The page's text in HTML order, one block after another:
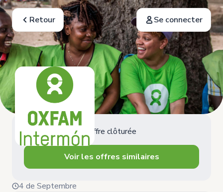
Retour Se connecter
Offre clôturée
Voir les offres similaires
4 de Septembre